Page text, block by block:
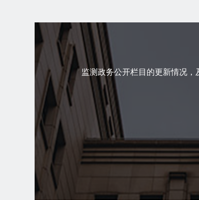
监测政务公开栏目的更新情况，